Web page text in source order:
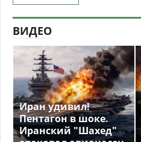
ВИДЕО
Иран удивил!
Пентагон в шоке.
Иранский "Шахед"